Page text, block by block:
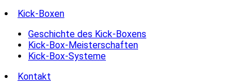
Kick-Boxen
Geschichte des Kick-Boxens
Kick-Box-Meisterschaften
Kick-Box-Systeme
Kontakt